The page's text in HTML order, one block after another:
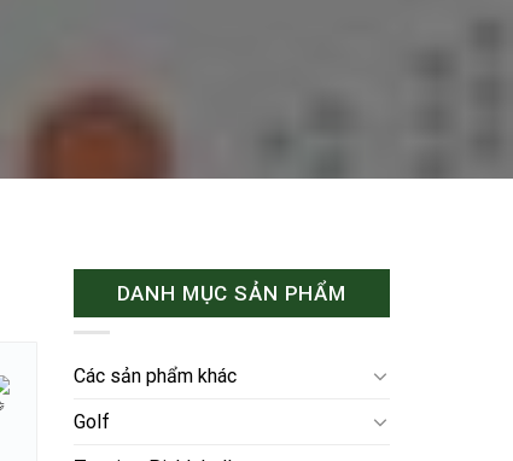
DANH MỤC SẢN PHẨM
Các sản phẩm khác
Golf